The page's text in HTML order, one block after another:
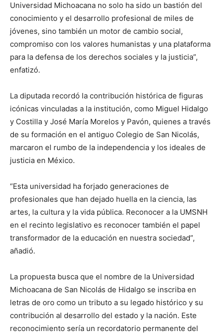
Universidad Michoacana no solo ha sido un bastión del
conocimiento y el desarrollo profesional de miles de
jóvenes, sino también un motor de cambio social,
compromiso con los valores humanistas y una plataforma
para la defensa de los derechos sociales y la justicia”,
enfatizó.
La diputada recordó la contribución histórica de figuras
icónicas vinculadas a la institución, como Miguel Hidalgo
y Costilla y José María Morelos y Pavón, quienes a través
de su formación en el antiguo Colegio de San Nicolás,
marcaron el rumbo de la independencia y los ideales de
justicia en México.
“Esta universidad ha forjado generaciones de
profesionales que han dejado huella en la ciencia, las
artes, la cultura y la vida pública. Reconocer a la UMSNH
en el recinto legislativo es reconocer también el papel
transformador de la educación en nuestra sociedad”,
añadió.
La propuesta busca que el nombre de la Universidad
Michoacana de San Nicolás de Hidalgo se inscriba en
letras de oro como un tributo a su legado histórico y su
contribución al desarrollo del estado y la nación. Este
reconocimiento sería un recordatorio permanente del